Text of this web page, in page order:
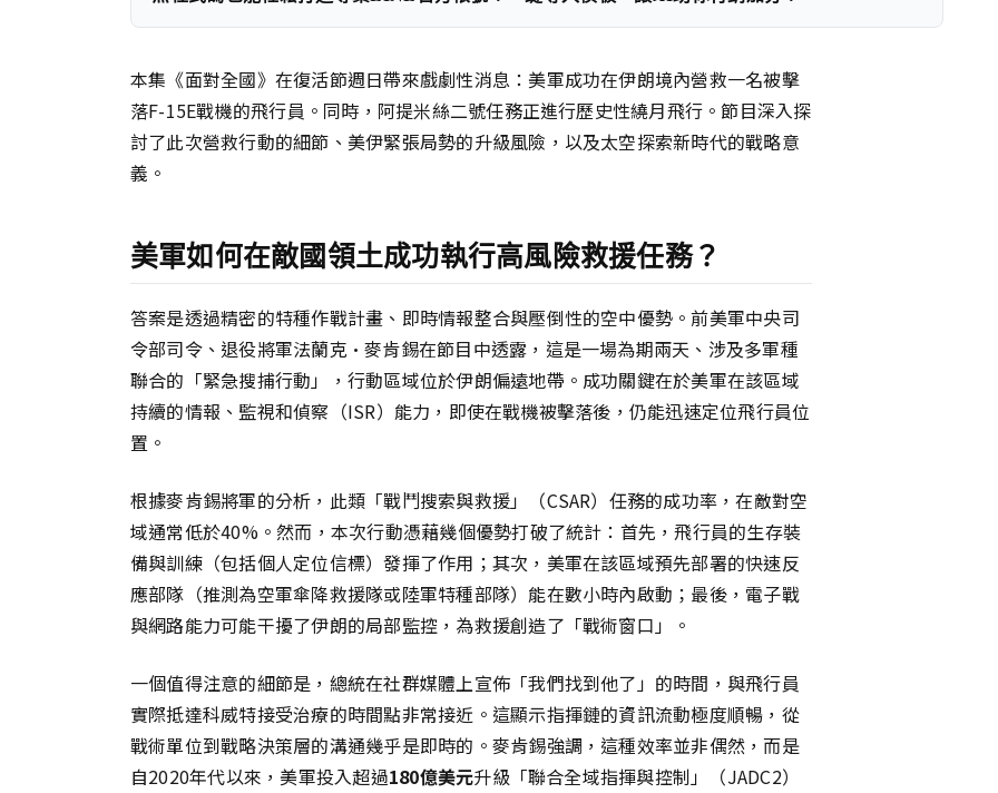
本集《面對全國》在復活節週日帶來戲劇性消息：美軍成功在伊朗境內營救一名被擊
落F-15E戰機的飛行員。同時，阿提米絲二號任務正進行歷史性繞月飛行。節目深入探
討了此次營救行動的細節、美伊緊張局勢的升級風險，以及太空探索新時代的戰略意
義。
美軍如何在敵國領土成功執行高風險救援任務？
答案是透過精密的特種作戰計畫、即時情報整合與壓倒性的空中優勢。前美軍中央司
令部司令、退役將軍法蘭克·麥肯錫在節目中透露，這是一場為期兩天、涉及多軍種
聯合的「緊急搜捕行動」，行動區域位於伊朗偏遠地帶。成功關鍵在於美軍在該區域
持續的情報、監視和偵察（ISR）能力，即使在戰機被擊落後，仍能迅速定位飛行員位
置。
根據麥肯錫將軍的分析，此類「戰鬥搜索與救援」（CSAR）任務的成功率，在敵對空
域通常低於40%。然而，本次行動憑藉幾個優勢打破了統計：首先，飛行員的生存裝
備與訓練（包括個人定位信標）發揮了作用；其次，美軍在該區域預先部署的快速反
應部隊（推測為空軍傘降救援隊或陸軍特種部隊）能在數小時內啟動；最後，電子戰
與網路能力可能干擾了伊朗的局部監控，為救援創造了「戰術窗口」。
一個值得注意的細節是，總統在社群媒體上宣佈「我們找到他了」的時間，與飛行員
實際抵達科威特接受治療的時間點非常接近。這顯示指揮鏈的資訊流動極度順暢，從
戰術單位到戰略決策層的溝通幾乎是即時的。麥肯錫強調，這種效率並非偶然，而是
自2020年代以來，美軍投入超過180億美元升級「聯合全域指揮與控制」（JADC2）